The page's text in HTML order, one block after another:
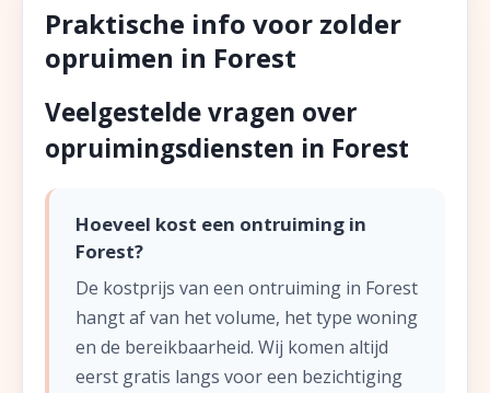
Praktische info voor zolder
opruimen in Forest
Veelgestelde vragen over
opruimingsdiensten in Forest
Hoeveel kost een ontruiming in
Forest?
De kostprijs van een ontruiming in Forest
hangt af van het volume, het type woning
en de bereikbaarheid. Wij komen altijd
eerst gratis langs voor een bezichtiging